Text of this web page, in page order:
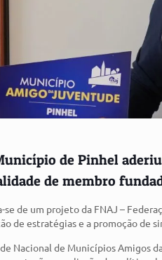
de Pinhel
de membro
se de um projeto da FNAJ –
de estratégias e a promoção de
Nacional de Municípios Amigos